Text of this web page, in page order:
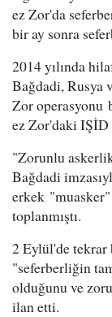
ez Zor'da
bir ay sonra
2014 yılında
Bağdadi, Rusya
Zor operasyonu
ez Zor'daki
"Zorunlu
Bağdadi
erkek
toplanmıştı.
2 Eylül'de tekrar
"seferberliğin
olduğunu ve
ilan etti.